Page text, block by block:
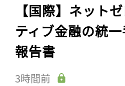
【国際】ネット
ティブ金融の統
報告書
3時間前